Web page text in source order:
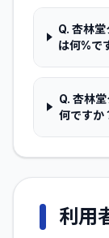
Q.杏林堂
は何%で
Q. 杏林
何ですか
利用